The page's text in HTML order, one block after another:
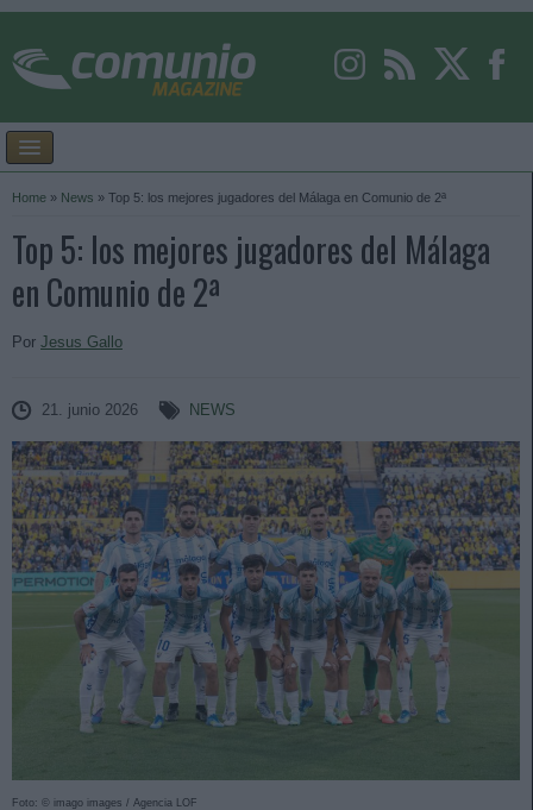
Home » News » Top 5: los mejores jugadores del Málaga en Comunio de 2ª
Top 5: los mejores jugadores del Málaga
en Comunio de 2ª
Por Jesus Gallo
21. junio 2026 NEWS
Foto: © imago images / Agencia LOF